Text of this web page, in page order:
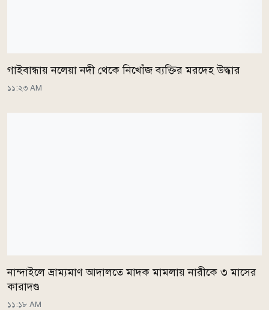
গাইবান্ধায় নলেয়া নদী থেকে নিখোঁজ ব্যক্তির মরদেহ উদ্ধার
১১:২৩ AM
নান্দাইলে ভ্রাম্যমাণ আদালতে মাদক মামলায় নারীকে ৩ মাসের
কারাদণ্ড
১১:১৮ AM